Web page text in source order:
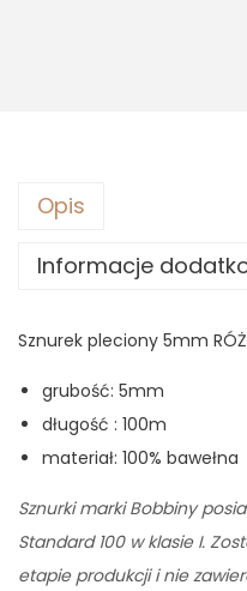
Opis
Informacje
Sznurek pleciony 5mm
grubość: 5mm
długość : 100m
materiał: 100% bawełna
Sznurki marki Bobbiny
Standard 100 w klasie I.
etapie produkcji i nie